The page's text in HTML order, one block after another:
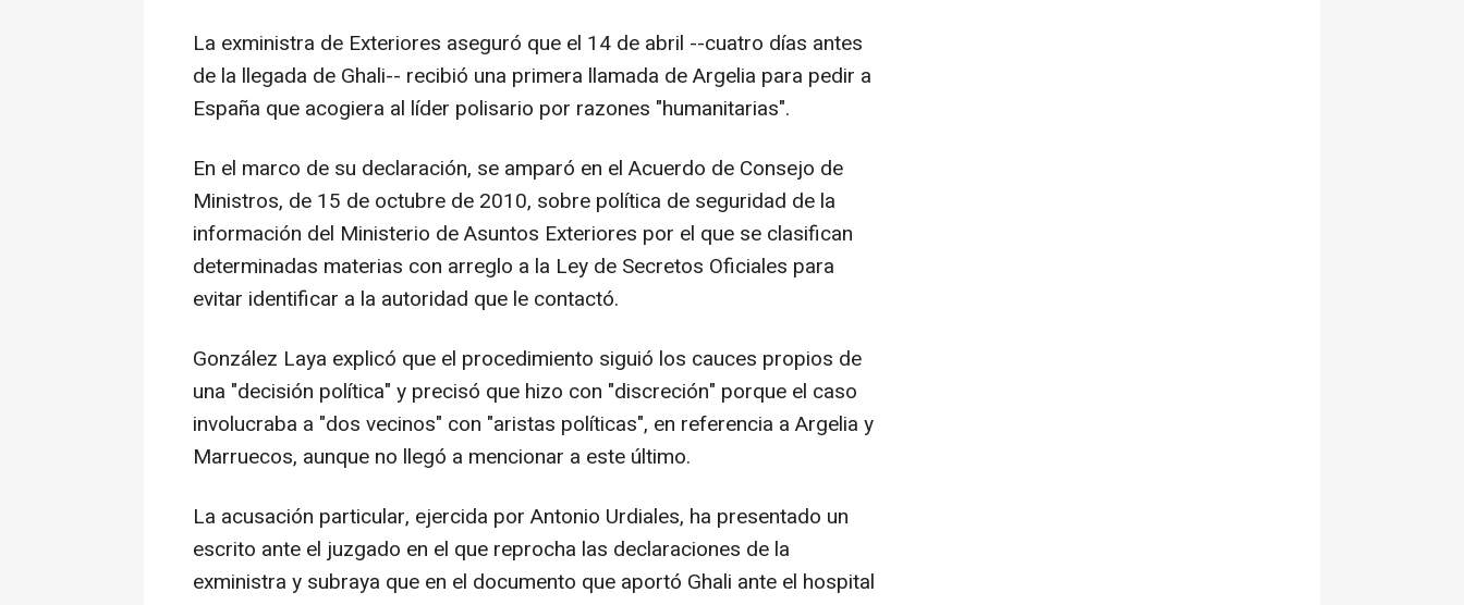
La exministra de Exteriores aseguró que el 14 de abril --cuatro días antes
de la llegada de Ghali-- recibió una primera llamada de Argelia para pedir a
España que acogiera al líder polisario por razones "humanitarias".
En el marco de su declaración, se amparó en el Acuerdo de Consejo de
Ministros, de 15 de octubre de 2010, sobre política de seguridad de la
información del Ministerio de Asuntos Exteriores por el que se clasifican
determinadas materias con arreglo a la Ley de Secretos Oficiales para
evitar identificar a la autoridad que le contactó.
González Laya explicó que el procedimiento siguió los cauces propios de
una "decisión política" y precisó que hizo con "discreción" porque el caso
involucraba a "dos vecinos" con "aristas políticas", en referencia a Argelia y
Marruecos, aunque no llegó a mencionar a este último.
La acusación particular, ejercida por Antonio Urdiales, ha presentado un
escrito ante el juzgado en el que reprocha las declaraciones de la
exministra y subraya que en el documento que aportó Ghali ante el hospital